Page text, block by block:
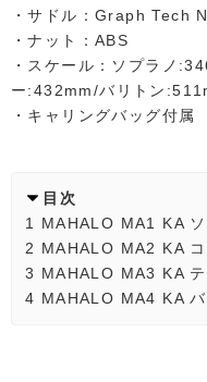
・サドル：Graph Tech
・ナット：ABS
・スケール：ソプラノ
ー:432mm/バリトン
・キャリングバッグ付属
目次
1 MAHALO MA1 KA
2 MAHALO MA2 KA
3 MAHALO MA3 KA
4 MAHALO MA4 KA